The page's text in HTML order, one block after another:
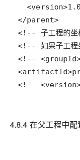
</parent>
<!--
4.8.4 在父工程中